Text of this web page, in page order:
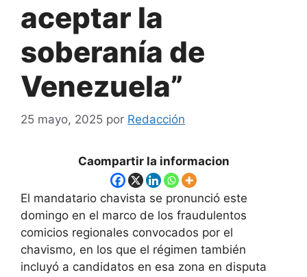
aceptar la
soberanía de
Venezuela”
25 mayo, 2025 por Redacción
Caompartir la informacion
El mandatario chavista se pronunció este
domingo en el marco de los fraudulentos
comicios regionales convocados por el
chavismo, en los que el régimen también
incluyó a candidatos en esa zona en disputa